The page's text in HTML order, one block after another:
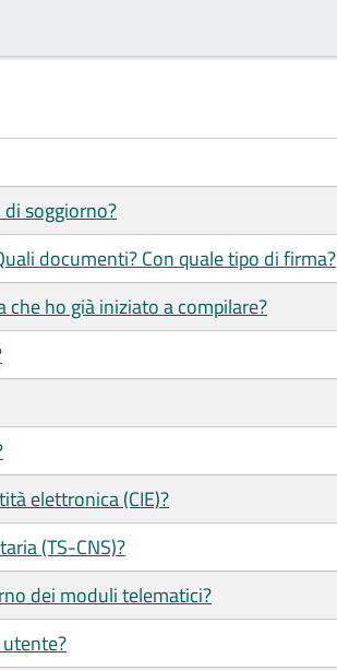
soggiorno?
documenti? Con quale tipo di firma?
ho già iniziato a compilare?
elettronica (CIE)?
(TS-CNS)?
dei moduli telematici?